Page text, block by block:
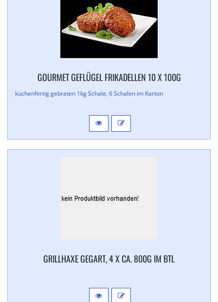
GOURMET GEFLÜGEL FRIKADELLEN 10 X 100G
küchenfertig gebraten 1kg Schale, 6 Schalen im Karton
GRILLHAXE GEGART, 4 X CA. 800G IM BTL